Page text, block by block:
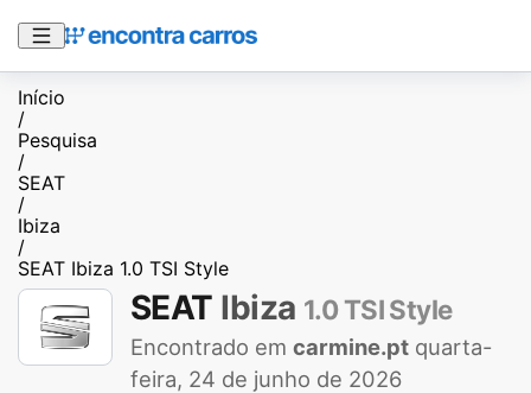
Início
/
Pesquisa
/
SEAT
/
Ibiza
/
SEAT Ibiza 1.0 TSI Style
SEAT Ibiza 1.0 TSI Style
Encontrado em carmine.pt quarta-
feira, 24 de junho de 2026